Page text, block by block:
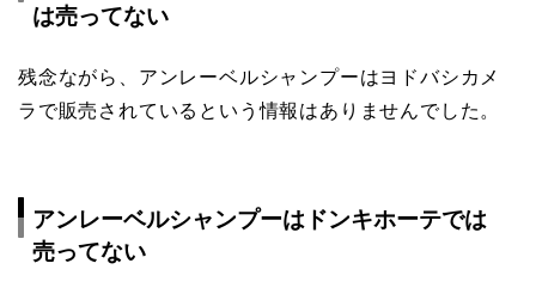
は売ってない
残念ながら、アンレーベルシャンプーはヨドバシカメ
ラで販売されているという情報はありませんでした。
アンレーベルシャンプーはドンキホーテでは
売ってない